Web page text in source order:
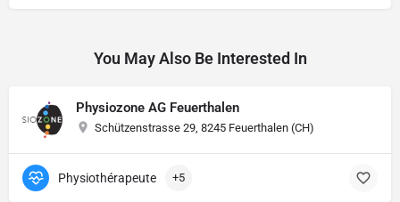
You May Also Be Interested In
Physiozone AG Feuerthalen
Schützenstrasse 29, 8245 Feuerthalen (CH)
Physiothérapeute +5